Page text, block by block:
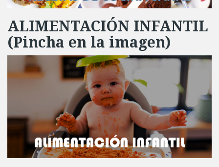
ALIMENTACIÓN INFANTIL
(Pincha en la imagen)